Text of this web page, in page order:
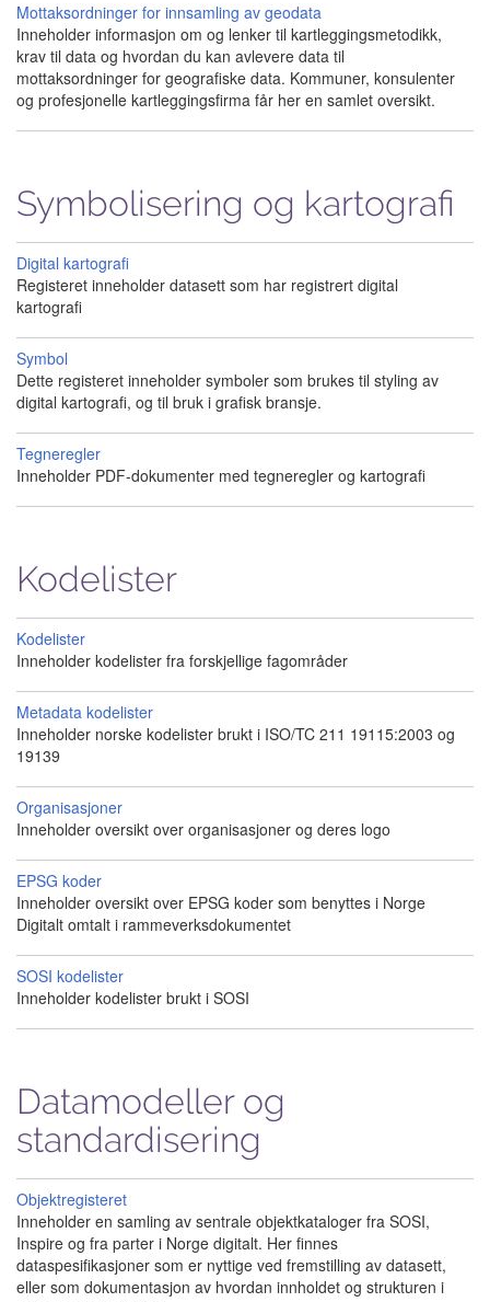
Mottaksordninger for innsamling av geodata
Inneholder informasjon om og lenker til kartleggingsmetodikk,
krav til data og hvordan du kan avlevere data til
mottaksordninger for geografiske data. Kommuner, konsulenter
og profesjonelle kartleggingsfirma får her en samlet oversikt.
Symbolisering og kartografi
Digital kartografi
Registeret inneholder datasett som har registrert digital
kartografi
Symbol
Dette registeret inneholder symboler som brukes til styling av
digital kartografi, og til bruk i grafisk bransje.
Tegneregler
Inneholder PDF-dokumenter med tegneregler og kartografi
Kodelister
Kodelister
Inneholder kodelister fra forskjellige fagområder
Metadata kodelister
Inneholder norske kodelister brukt i ISO/TC 211 19115:2003 og
19139
Organisasjoner
Inneholder oversikt over organisasjoner og deres logo
EPSG koder
Inneholder oversikt over EPSG koder som benyttes i Norge
Digitalt omtalt i rammeverksdokumentet
SOSI kodelister
Inneholder kodelister brukt i SOSI
Datamodeller og
standardisering
Objektregisteret
Inneholder en samling av sentrale objektkataloger fra SOSI,
Inspire og fra parter i Norge digitalt. Her finnes
dataspesifikasjoner som er nyttige ved fremstilling av datasett,
eller som dokumentasjon av hvordan innholdet og strukturen i